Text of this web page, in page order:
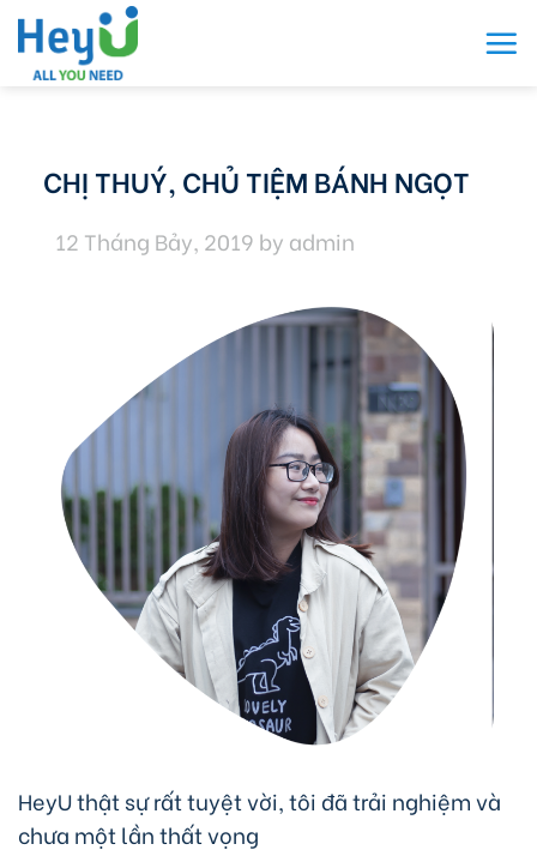
Skip
to
content
CHỊ THUÝ, CHỦ TIỆM BÁNH NGỌT
12 Tháng Bảy, 2019 by admin
HeyU thật sự rất tuyệt vời, tôi đã trải nghiệm và
chưa một lần thất vọng